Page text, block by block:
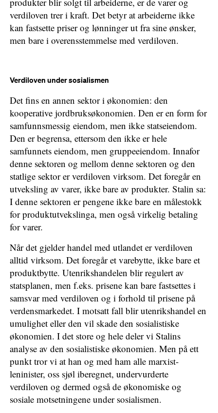
verdiloven trer i kraft. Det betyr at arbeiderne ikke
kan fastsette priser og lønninger ut fra sine ønsker,
men bare i overensstemmelse med verdiloven.
Verdiloven under sosialismen
Det fins en annen sektor i økonomien: den
kooperative jordbruksøkonomien. Den er en form for
samfunnsmessig eiendom, men ikke statseiendom.
Den er begrensa, ettersom den ikke er hele
samfunnets eiendom, men gruppeeiendom. Innafor
denne sektoren og mellom denne sektoren og den
statlige sektor er verdiloven virksom. Det foregår en
utveksling av varer, ikke bare av produkter. Stalin sa:
I denne sektoren er pengene ikke bare en målestokk
for produktutvekslinga, men også virkelig betaling
for varer.
Når det gjelder handel med utlandet er verdiloven
alltid virksom. Det foregår et varebytte, ikke bare et
produktbytte. Utenrikshandelen blir regulert av
statsplanen, men f.eks. prisene kan bare fastsettes i
samsvar med verdiloven og i forhold til prisene på
verdensmarkedet. I motsatt fall blir utenrikshandel en
umulighet eller den vil skade den sosialistiske
økonomien. I det store og hele deler vi Stalins
analyse av den sosialistiske økonomien. Men på ett
punkt tror vi at han og med ham alle marxist-
leninister, oss sjøl iberegnet, undervurderte
verdiloven og dermed også de økonomiske og
sosiale motsetningene under sosialismen.